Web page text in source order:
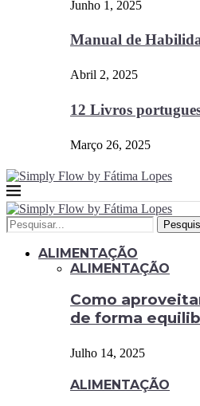
Junho 1, 2025
Manual de
Abril 2, 2025
12 Livros
Março 26, 2025
ALIMENTAÇÃO
ALIMENTAÇÃO
Como
de forma
Julho 14, 2025
ALIMENTAÇÃO